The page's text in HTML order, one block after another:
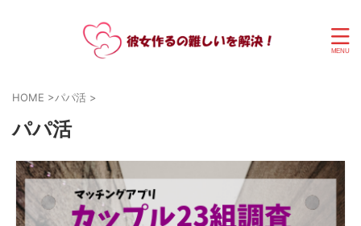
HOME >パパ活 >
パパ活